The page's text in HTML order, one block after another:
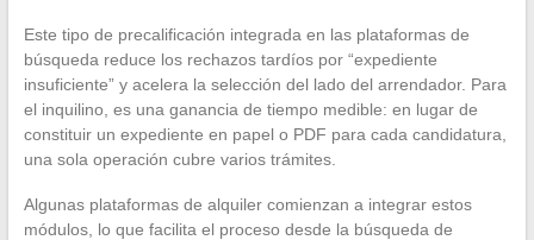
Este tipo de precalificación integrada en las plataformas de
búsqueda reduce los rechazos tardíos por “expediente
insuficiente” y acelera la selección del lado del arrendador. Para
el inquilino, es una ganancia de tiempo medible: en lugar de
constituir un expediente en papel o PDF para cada candidatura,
una sola operación cubre varios trámites.
Algunas plataformas de alquiler comienzan a integrar estos
módulos, lo que facilita el proceso desde la búsqueda de